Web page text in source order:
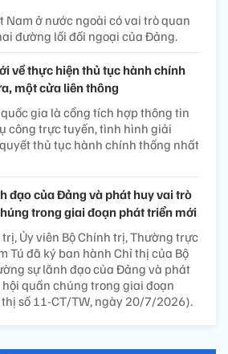
Nam ở nước ngoài có vai trò quan
đường lối đối ngoại của Đảng.
về thực hiện thủ tục hành chính
một cửa liên thông
gia là cổng tích hợp thông tin
công trực tuyến, tình hình giải
thủ tục hành chính thống nhất
đạo của Đảng và phát huy vai trò
trong giai đoạn phát triển mới
Ủy viên Bộ Chính trị, Thường trực
Tú đã ký ban hành Chỉ thị của Bộ
sự lãnh đạo của Đảng và phát
quần chúng trong giai đoạn
số 11-CT/TW, ngày 20/7/2026).